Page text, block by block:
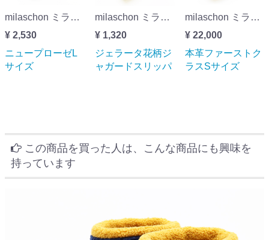
milaschon ミラ・ショーンスリッパ ニュープローゼLサイズ
¥ 2,530
ニュープローゼL
サイズ
milaschon ミラ・ショーン ジェラータ花柄ジャガードスリッパ
¥ 1,320
ジェラータ花柄ジ
ャガードスリッパ
milaschon ミラ・ショーン本革ファーストクラスSサイズ
¥ 22,000
本革ファーストク
ラスSサイズ
この商品を買った人は、こんな商品にも興味を
持っています